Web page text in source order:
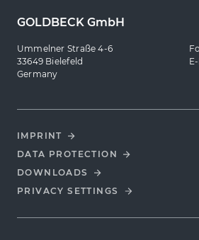
GOLDBECK GmbH
Ummelner Straße 4-6
33649 Bielefeld
Germany
IMPRINT
DATA PROTECTION
DOWNLOADS
PRIVACY SETTINGS